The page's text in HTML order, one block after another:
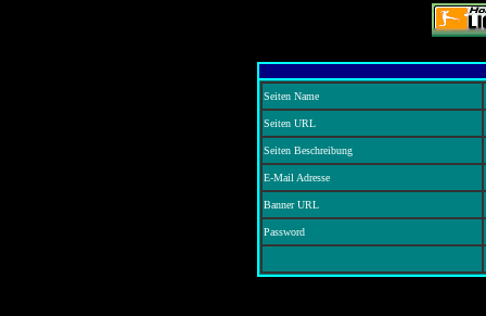
Seiten Name
Seiten URL
Seiten Beschreibung
E-Mail Adresse
Banner URL
Password